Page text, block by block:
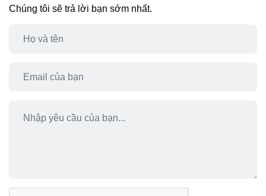
Chúng tôi sẽ trả lời bạn sớm nhất.